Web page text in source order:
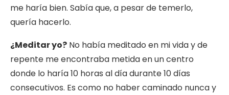
me haría bien. Sabía que, a pesar de temerlo,
quería hacerlo.
¿Meditar yo? No había meditado en mi vida y de
repente me encontraba metida en un centro
donde lo haría 10 horas al día durante 10 días
consecutivos. Es como no haber caminado nunca y